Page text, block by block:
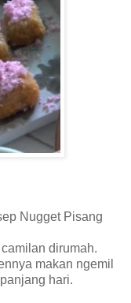
Nugget Pisang
dirumah.
makan ngemil
hari.